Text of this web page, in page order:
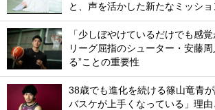
と、声を活かした新たなミッショ
「少しぼやけているだけでも感
リーグ屈指のシューター・安藤周
る”ことの重要性
38歳でも進化を続ける篠山竜青
バスケが上手くなっている」理